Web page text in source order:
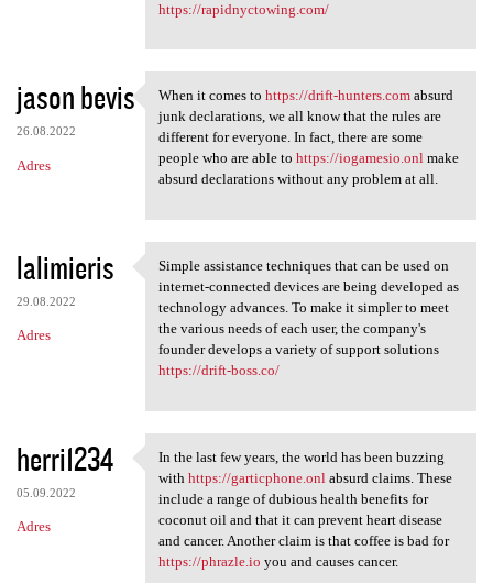
https://rapidnyctowing.com/
jason bevis
26.08.2022
Adres
When it comes to https:/
When it comes to https://drift-hunters.comabsurd
junk declarations, we all know that the rules are
different for everyone. In fact, there are some
people who are able to https://iogamesio.onlmake
absurd declarations without any problem at all.
lalimieris
29.08.2022
Adres
Simple assistance techniques
Simple assistance techniques that can be used on
internet-connected devices are being developed as
technology advances. To make it simpler to meet
the various needs of each user, the company's
founder develops a variety of support solutions
https://drift-boss.co/
herri1234
05.09.2022
Adres
In the last few years, the
In the last few years, the world has been buzzing
with https://garticphone.onl absurd claims. These
include a range of dubious health benefits for
coconut oil and that it can prevent heart disease
and cancer. Another claim is that coffee is bad for
https://phrazle.io you and causes cancer.